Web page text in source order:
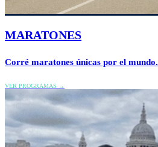
MARATONES
Corré maratones únicas por el mundo.
VER PROGRAMAS →